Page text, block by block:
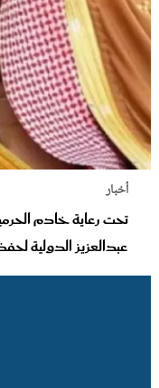
أخبار
تحت رعاية خادم
عبدالعزيز الدولية